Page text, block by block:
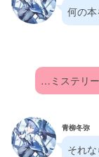
何の
…ミステリ
青柳冬弥
それ